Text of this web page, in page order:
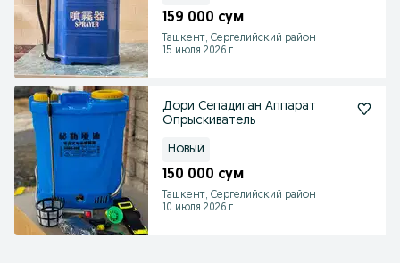
159 000 сум
Ташкент, Сергелийский район
15 июля 2026 г.
Дори Сепадиган Аппарат
Опрыскиватель
Новый
150 000 сум
Ташкент, Сергелийский район
10 июля 2026 г.